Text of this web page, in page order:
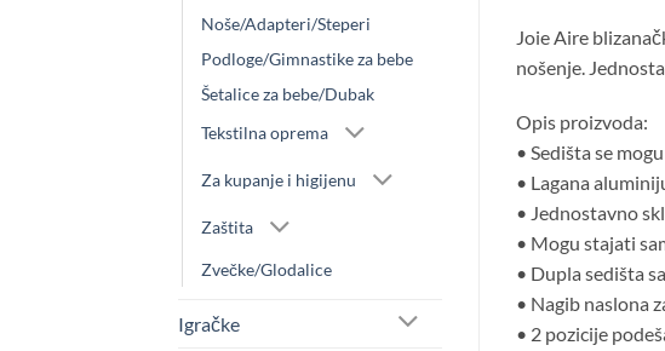
Noše/Adapteri/Steperi
Podloge/Gimnastike za bebe
Šetalice za bebe/Dubak
Tekstilna oprema
Za kupanje i higijenu
Zaštita
Zvečke/Glodalice
Igračke
Joie Aire
nošenje.
Opis proizvoda:
• Sedišta se
• Lagana
• Jednostavno
• Mogu stajati
• Dupla sedišta
• Nagib naslona
• 2 pozicije